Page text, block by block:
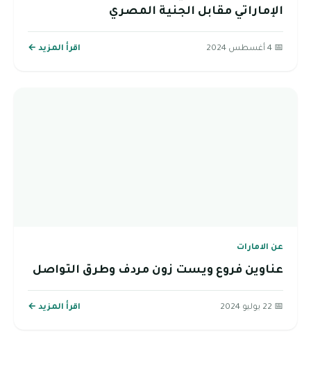
الإماراتي مقابل الجنية المصري
📅 4 أغسطس 2024 اقرأ المزيد ←
عن الامارات
عناوين فروع ويست زون مردف وطرق التواصل
📅 22 يوليو 2024 اقرأ المزيد ←